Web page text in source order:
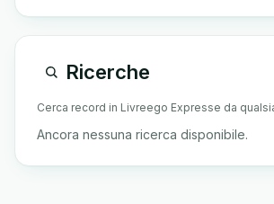
Ricerche
Cerca record in Livreego Expresse da
Ancora nessuna ricerca disponibile.